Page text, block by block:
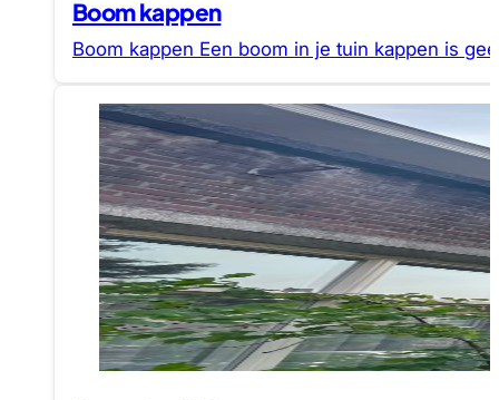
Boom kappen
Boom kappen Een boom in je tuin kappen is